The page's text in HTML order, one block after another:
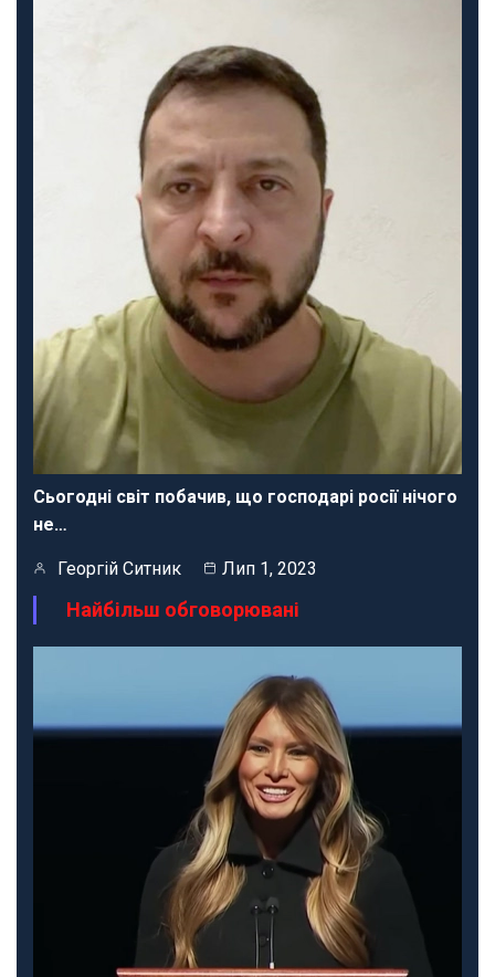
Сьогодні світ побачив, що господарі росії нічого
не…
Георгій Ситник Лип 1, 2023
Найбільш обговорювані